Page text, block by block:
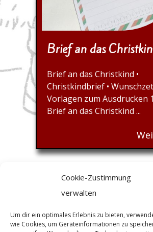
Cookie-Zustimmung
verwalten
Um dir ein optimales Erlebnis zu bieten,
wie Cookies, um Geräteinformationen zu
Brief an das
Brief an das Christkind •
Christkindbrief •
Vorlagen zum Ausdrucken
Brief an das Christkind ...